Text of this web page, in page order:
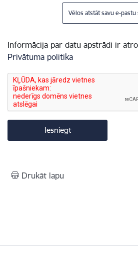
Vēlos atstāt savu e-pastu
Informācija par datu apstrādi ir
Privātuma politika
Drukāt lapu